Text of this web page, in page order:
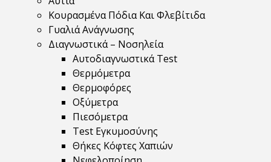
Κουρασμένα Πόδια Και Φλεβίτιδα
Γυαλιά Ανάγνωσης
Διαγνωστικά – Νοσηλεία
Αυτοδιαγνωστικά Test
Θερμόμετρα
Θερμοφόρες
Οξύμετρα
Πιεσόμετρα
Test Εγκυμοσύνης
Θήκες Κόφτες Χαπιών